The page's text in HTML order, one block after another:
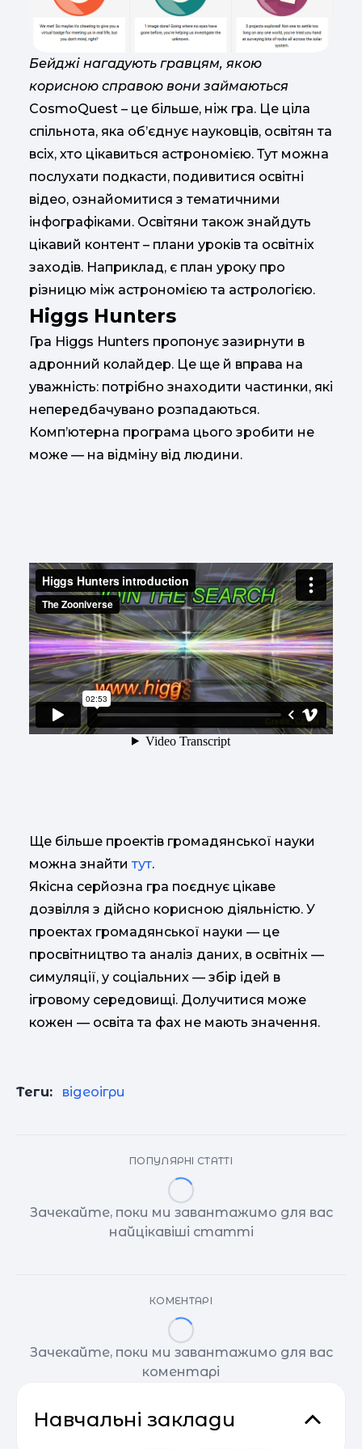
Бейджі нагадують гравцям, якою
корисною справою вони займаються
CosmoQuest – це більше, ніж гра. Це ціла
спільнота, яка об’єднує науковців, освітян та
всіх, хто цікавиться астрономією. Тут можна
послухати подкасти, подивитися освітні
відео, ознайомитися з тематичними
інфографіками. Освітяни також знайдуть
цікавий контент – плани уроків та освітніх
заходів. Наприклад, є план уроку про
різницю між астрономією та астрологією.
Higgs Hunters
Гра Higgs Hunters пропонує зазирнути в
адронний колайдер. Це ще й вправа на
уважність: потрібно знаходити частинки, які
непередбачувано розпадаються.
Комп’ютерна програма цього зробити не
може — на відміну від людини.
Ще більше проектів громадянської науки
можна знайти тут.
Якісна серйозна гра поєднує цікаве
дозвілля з дійсно корисною діяльністю. У
проектах громадянської науки — це
просвітництво та аналіз даних, в освітніх —
симуляції, у соціальних — збір ідей в
ігровому середовищі. Долучитися може
кожен — освіта та фах не мають значення.
Теги: відеоігри
ПОПУЛЯРНІ СТАТТІ
Зачекайте, поки ми завантажимо для вас
найцікавіші статті
КОМЕНТАРІ
Зачекайте, поки ми завантажимо для вас
коментарі
Навчальні заклади